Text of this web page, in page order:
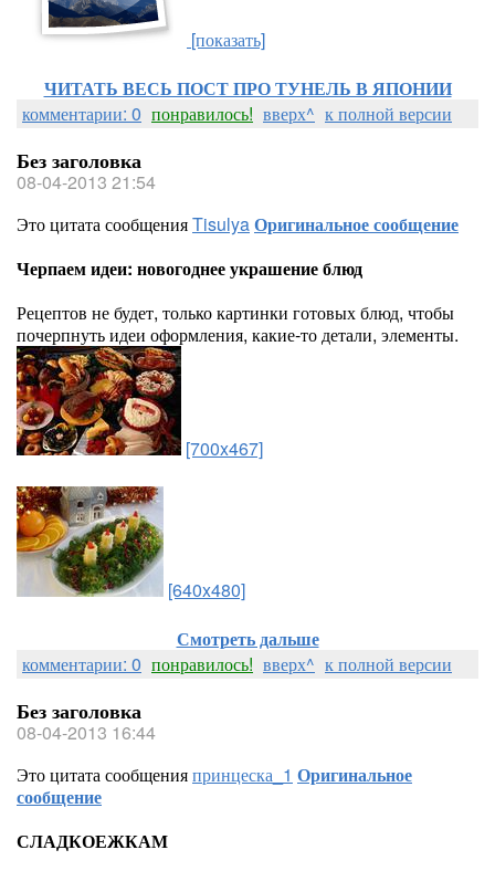
[показать]
ЧИТАТЬ ВЕСЬ ПОСТ ПРО ТУНЕЛЬ В ЯПОНИИ
комментарии: 0 понравилось! вверх^ к полной версии
Без заголовка
08-04-2013 21:54
Это цитата сообщенияTisulyaОригинальное сообщение
Черпаем идеи: новогоднее украшение блюд
Рецептов не будет, только картинки готовых блюд, чтобы
почерпнуть идеи оформления, какие-то детали, элементы.
[700x467]
[640x480]
Смотреть дальше
комментарии: 0 понравилось! вверх^ к полной версии
Без заголовка
08-04-2013 16:44
Это цитата сообщенияпринцеска_1 Оригинальное
сообщение
СЛАДКОЕЖКАМ